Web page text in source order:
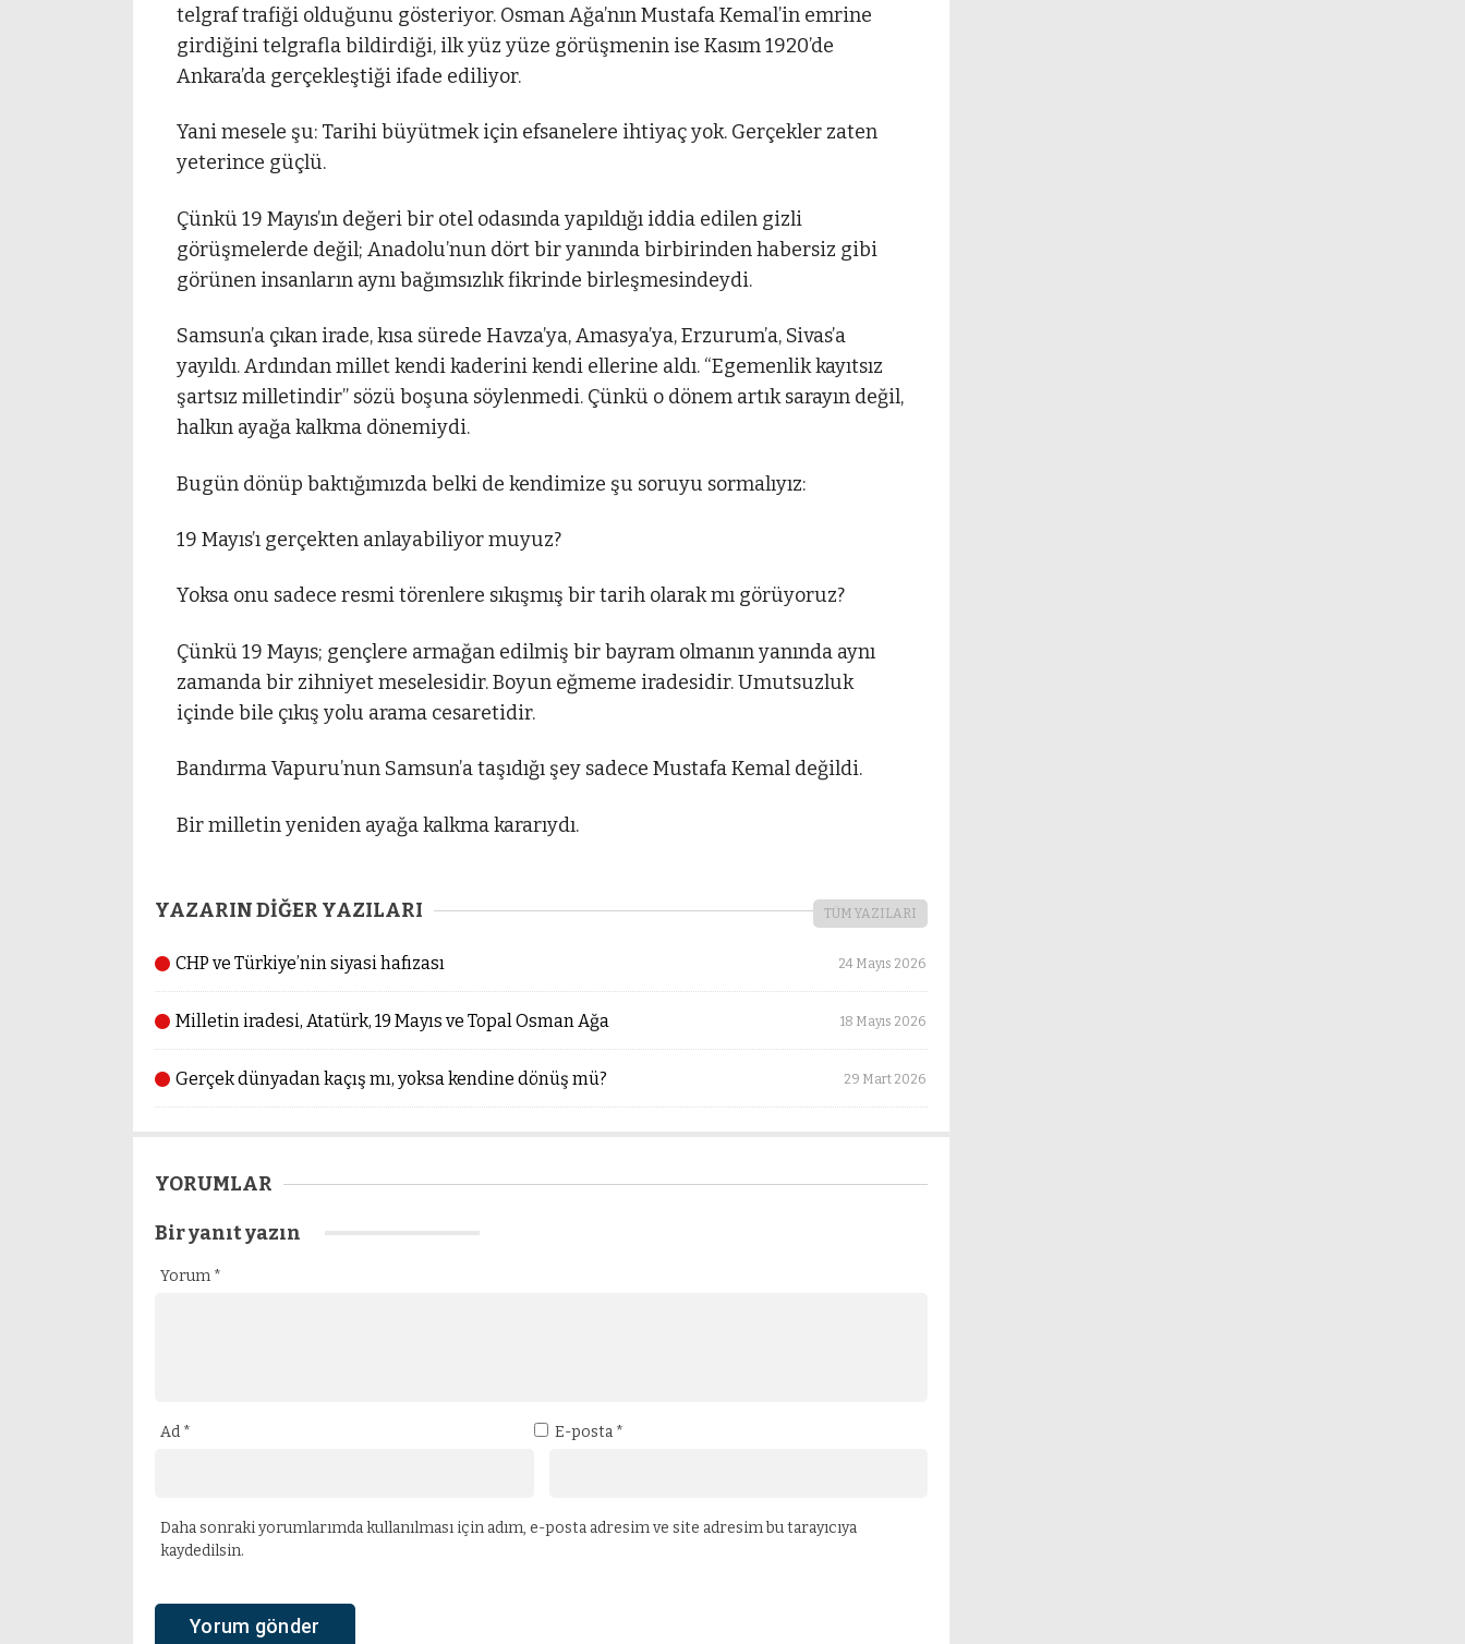
telgraf trafiği olduğunu gösteriyor. Osman Ağa’nın Mustafa Kemal’in emrine
girdiğini telgrafla bildirdiği, ilk yüz yüze görüşmenin ise Kasım 1920’de
Ankara’da gerçekleştiği ifade ediliyor.
Yani mesele şu: Tarihi büyütmek için efsanelere ihtiyaç yok. Gerçekler zaten
yeterince güçlü.
Çünkü 19 Mayıs’ın değeri bir otel odasında yapıldığı iddia edilen gizli
görüşmelerde değil; Anadolu’nun dört bir yanında birbirinden habersiz gibi
görünen insanların aynı bağımsızlık fikrinde birleşmesindeydi.
Samsun’a çıkan irade, kısa sürede Havza’ya, Amasya’ya, Erzurum’a, Sivas’a
yayıldı. Ardından millet kendi kaderini kendi ellerine aldı. “Egemenlik kayıtsız
şartsız milletindir” sözü boşuna söylenmedi. Çünkü o dönem artık sarayın değil,
halkın ayağa kalkma dönemiydi.
Bugün dönüp baktığımızda belki de kendimize şu soruyu sormalıyız:
19 Mayıs’ı gerçekten anlayabiliyor muyuz?
Yoksa onu sadece resmi törenlere sıkışmış bir tarih olarak mı görüyoruz?
Çünkü 19 Mayıs; gençlere armağan edilmiş bir bayram olmanın yanında aynı
zamanda bir zihniyet meselesidir. Boyun eğmeme iradesidir. Umutsuzluk
içinde bile çıkış yolu arama cesaretidir.
Bandırma Vapuru’nun Samsun’a taşıdığı şey sadece Mustafa Kemal değildi.
Bir milletin yeniden ayağa kalkma kararıydı.
YAZARIN DİĞER YAZILARI TÜM YAZILARI
CHP ve Türkiye’nin siyasi hafızası 24 Mayıs 2026
Milletin iradesi, Atatürk, 19 Mayıs ve Topal Osman Ağa 18 Mayıs 2026
Gerçek dünyadan kaçış mı, yoksa kendine dönüş mü? 29 Mart 2026
YORUMLAR
Bir yanıt yazın
Yorum *
Ad * E-posta *
Daha sonraki yorumlarımda kullanılması için adım, e-posta adresim ve site adresim bu tarayıcıya
kaydedilsin.